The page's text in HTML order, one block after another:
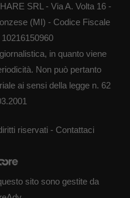
SRL - Via A. Volta 16 -
(MI) - Codice Fiscale
in quanto viene
Non può pertanto
ai sensi della legge n. 62
riservati - Contattaci
sito sono gestite da